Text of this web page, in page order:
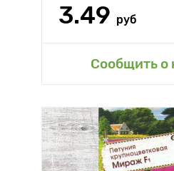
3.49 руб
Сообщить о